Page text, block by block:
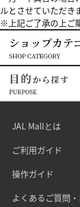
ルとさせていただき
※上記ご了承の上ご
JAL Mallとは
ご利用ガイド
操作ガイド
よくあるご質問